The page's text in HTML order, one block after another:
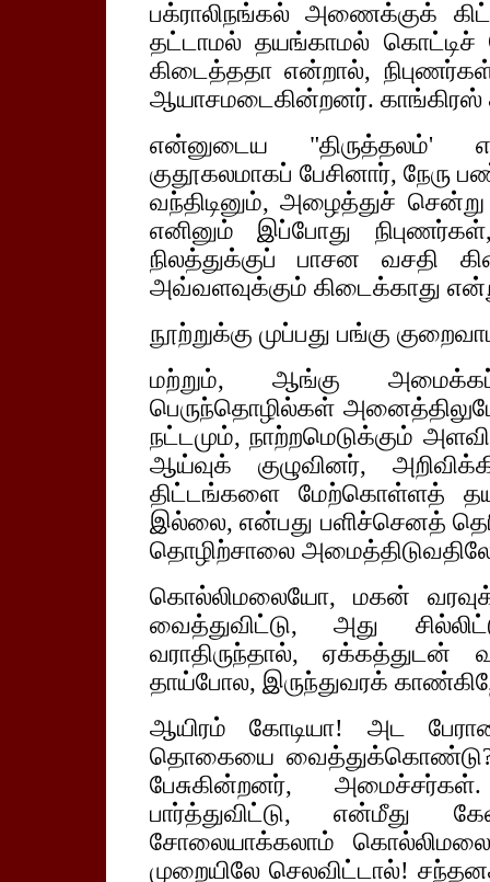
பக்ராலிநங்கல் அணைக்குக்
தட்டாமல் தயங்காமல்
கிடைத்ததா என்றால்,
ஆயாசமடைகின்றனர்.
என்னுடைய "திருத்தலம்'
குதூகலமாகப் பேசினார், நேரு
வந்திடினும், அழைத்துச்
எனினும் இப்போது
நிலத்துக்குப் பாசன வசதி
அவ்வளவுக்கும் கிடைக்காது
நூற்றுக்கு முப்பது பங்கு
மற்றும், ஆங்கு
பெருந்தொழில்கள்
நட்டமும், நாற்றமெடுக்கும்
ஆய்வுக் குழுவினர்,
திட்டங்களை மேற்கொள்ளத்
இல்லை, என்பது பளிச்செனத்
தொழிற்சாலை அமைத்திடுவதிலே
கொல்லிமலையோ, மகன்
வைத்துவிட்டு, அது
வராதிருந்தால், ஏக்கத்துடன்
தாய்போல, இருந்துவரக்
ஆயிரம் கோடியா! அட
தொகையை
பேசுகின்றனர்,
பார்த்துவிட்டு, என்மீது
சோலையாக்கலாம்
முறையிலே செலவிட்டால்!